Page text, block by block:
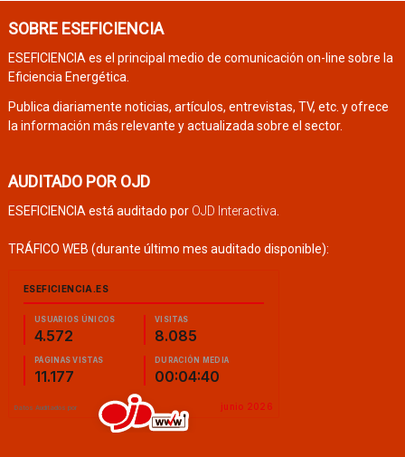
SOBRE ESEFICIENCIA
ESEFICIENCIA es el principal medio de comunicación on-line sobre la
Eficiencia Energética.
Publica diariamente noticias, artículos, entrevistas, TV, etc. y ofrece
la información más relevante y actualizada sobre el sector.
AUDITADO POR OJD
ESEFICIENCIA está auditado por OJD Interactiva
TRÁFICO WEB (durante último mes auditado disponible):